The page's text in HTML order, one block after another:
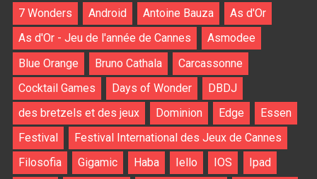
7 Wonders Android Antoine Bauza
As d'Or
As d'Or - Jeu de l'année de Cannes
Asmodee
Blue Orange
Bruno Cathala
Carcassonne
Cocktail Games
Days of Wonder
DBDJ
des bretzels et des jeux
Dominion Edge
Essen
Festival
Festival International des Jeux de Cannes
Filosofia
Gigamic Haba Iello IOS Ipad